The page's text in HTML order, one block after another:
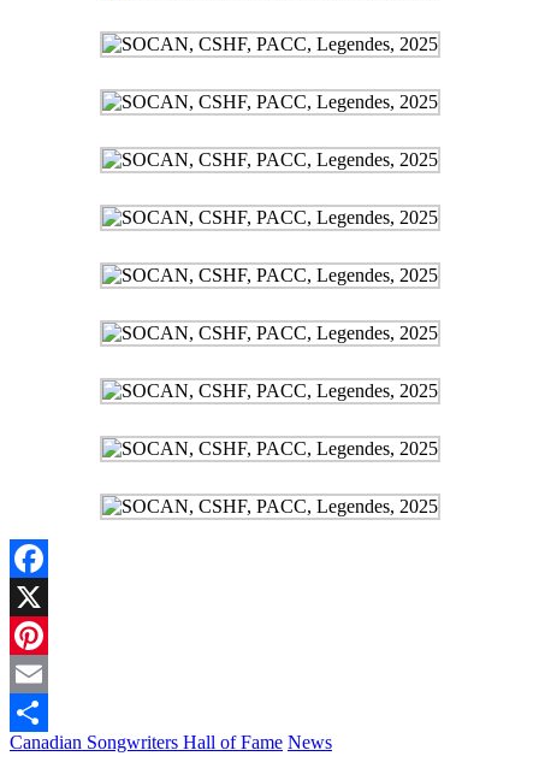
Facebook
X
Pinterest
Email
Partager
Canadian Songwriters Hall of Fame News